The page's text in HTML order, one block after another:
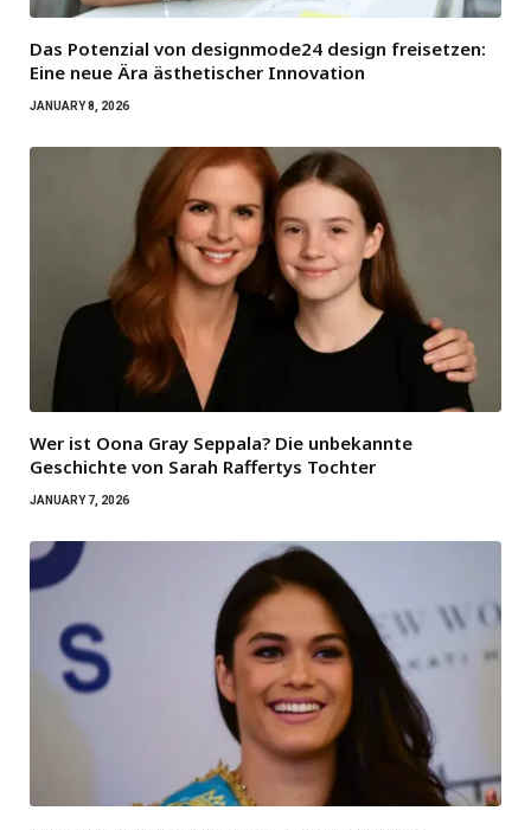
Das Potenzial von designmode24 design freisetzen:
Eine neue Ära ästhetischer Innovation
JANUARY 8, 2026
Wer ist Oona Gray Seppala? Die unbekannte
Geschichte von Sarah Raffertys Tochter
JANUARY 7, 2026